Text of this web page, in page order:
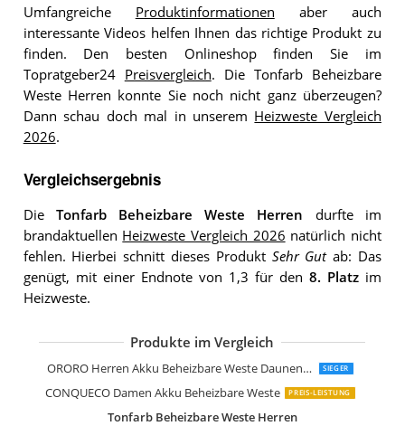
Umfangreiche Produktinformationen aber auch
interessante Videos helfen Ihnen das richtige Produkt zu
finden. Den besten Onlineshop finden Sie im
Topratgeber24 Preisvergleich. Die Tonfarb Beheizbare
Weste Herren konnte Sie noch nicht ganz überzeugen?
Dann schau doch mal in unserem Heizweste Vergleich
2026.
Vergleichsergebnis
Die Tonfarb Beheizbare Weste Herren durfte im
brandaktuellen Heizweste Vergleich 2026 natürlich nicht
fehlen. Hierbei schnitt dieses Produkt Sehr Gutab: Das
genügt, mit einer Endnote von 1,3 für den 8. Platzim
Heizweste.
Produkte im Vergleich
ORORO Herren Akku Beheizbare Weste Daunenweste SIEGER
CONQUECO Damen Akku Beheizbare Weste PREIS-LEISTUNG
Tonfarb Beheizbare Weste Herren
Techstuph beheizbare Weste
LENZ heat vest 2.0 mit flexiblen
PROSmart Herren Beheizbare Weste
Sevdiea Heizweste Herren mit
UNBON Heizweste Herren Damen
DR.PREPARE Beheizbare Weste
Beheizbare Weste
COREEDGE Beheizbare Weste Herren
Rex Rabbit Beheizbare Weste Herren
MRAWARM Beheizbare Weste
vapesoon Beheizbare Weste